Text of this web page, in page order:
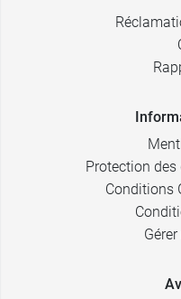
Protection
Conditions